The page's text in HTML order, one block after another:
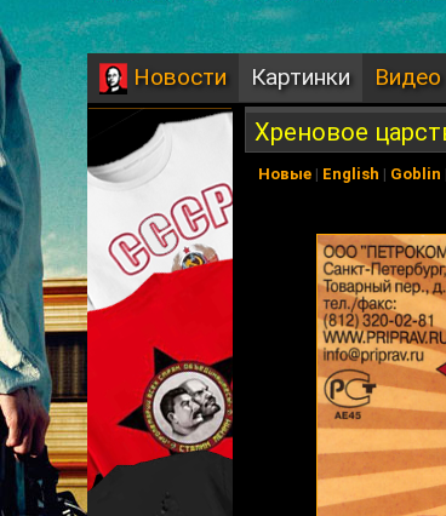
Новости Картинки Видео
Хреновое
Новые| English | Goblin